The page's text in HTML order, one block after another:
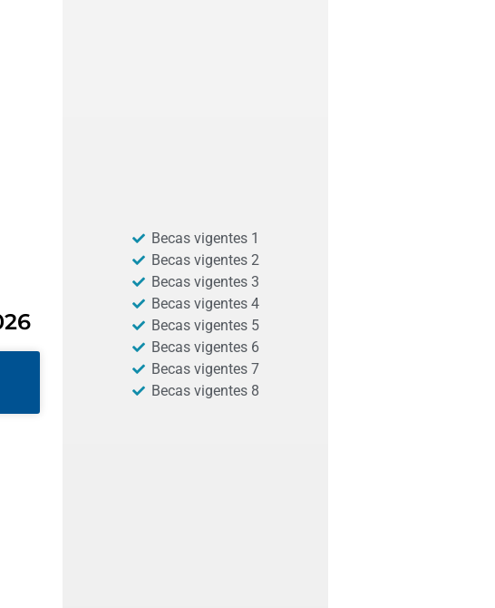
Becas vigentes 1
Becas vigentes 2
Becas vigentes 3
Becas vigentes 4
Becas vigentes 5
Becas vigentes 6
Becas vigentes 7
Becas vigentes 8